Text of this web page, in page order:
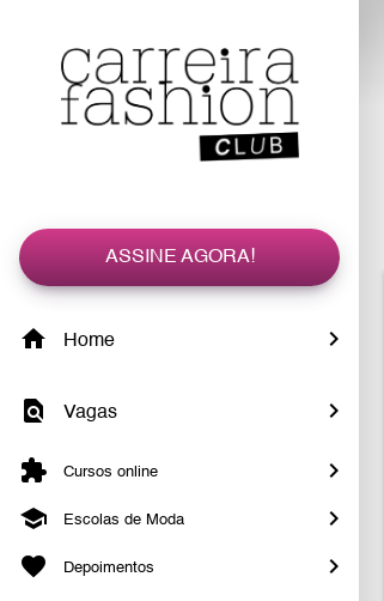
ASSINE AGORA!
Home
Vagas
Cursos online
Escolas de Moda
Depoimentos